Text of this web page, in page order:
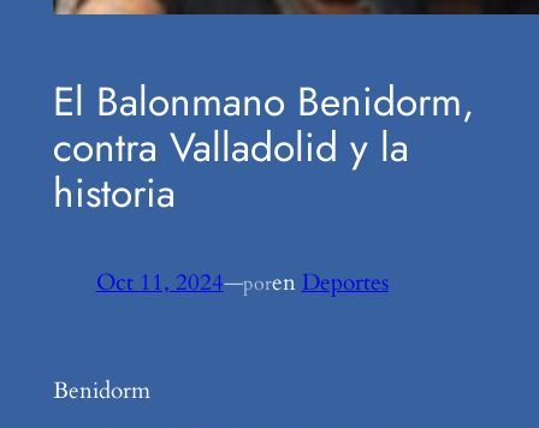
El Balonmano Benidorm,
contra Valladolid y la
historia
Oct 11, 2024—porenDeportes
Benidorm